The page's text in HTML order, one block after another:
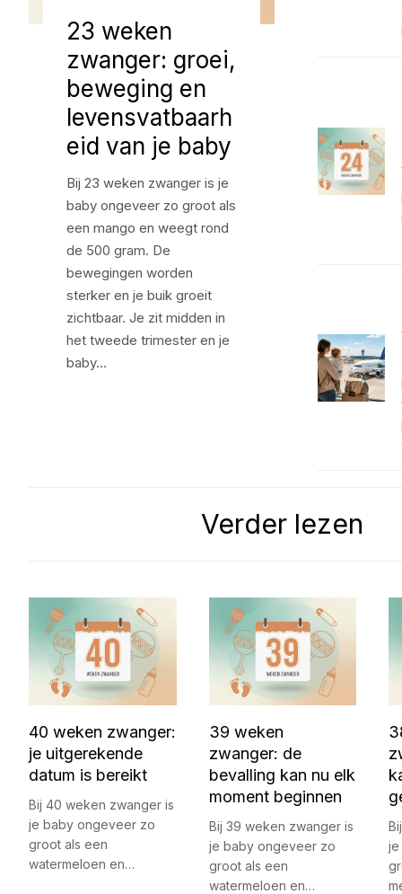
23 weken
zwanger: groei,
beweging en
levensvatbaarh
eid van je baby
Bij 23 weken zwanger is je
baby ongeveer zo groot als
een mango en weegt rond
de 500 gram. De
bewegingen worden
sterker en je buik groeit
zichtbaar. Je zit midden in
het tweede trimester en je
baby…
Verder lezen
40 weken zwanger:
je uitgerekende
datum is bereikt
Bij 40 weken zwanger is
je baby ongeveer zo
groot als een
watermeloen en…
39 weken
zwanger: de
bevalling kan nu elk
moment beginnen
Bij 39 weken zwanger is
je baby ongeveer zo
groot als een
watermeloen en…